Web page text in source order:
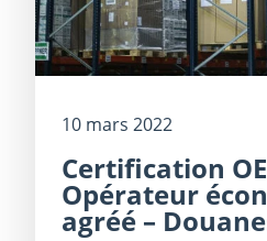
10 mars 2022
Certification
Opérateur
agréé –